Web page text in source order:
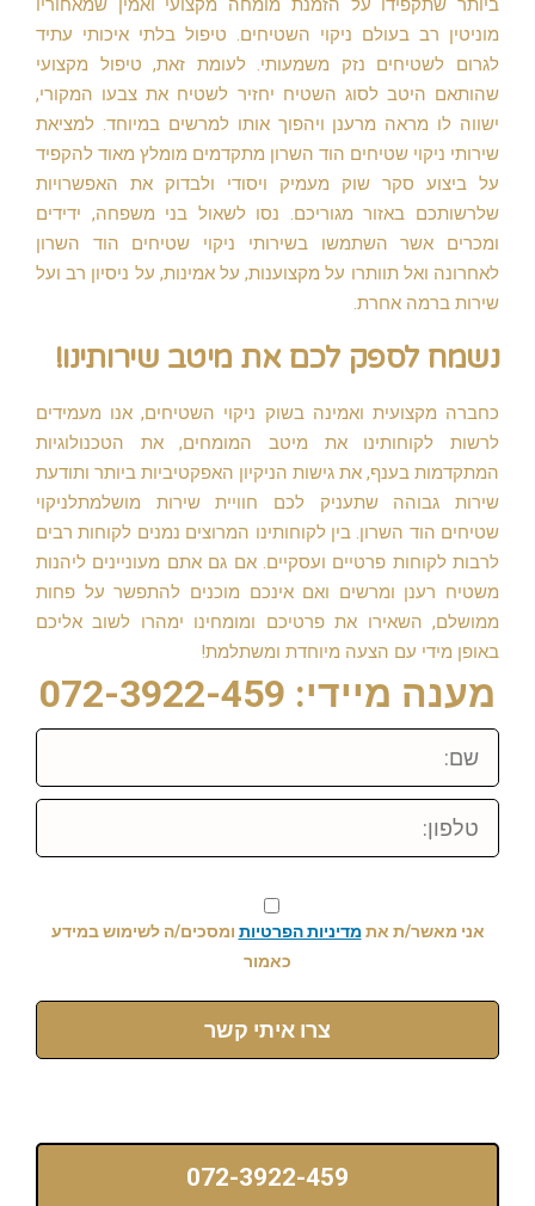
ביותר שתקפידו על הזמנת מומחה מקצועי ואמין שמאחוריו
מוניטין רב בעולם ניקוי השטיחים. טיפול בלתי איכותי עתיד
לגרום לשטיחים נזק משמעותי. לעומת זאת, טיפול מקצועי
שהותאם היטב לסוג השטיח יחזיר לשטיח את צבעו המקורי,
ישווה לו מראה מרענן ויהפוך אותו למרשים במיוחד. למציאת
שירותי ניקוי שטיחים הוד השרון מתקדמים מומלץ מאוד להקפיד
על ביצוע סקר שוק מעמיק ויסודי ולבדוק את האפשרויות
שלרשותכם באזור מגוריכם. נסו לשאול בני משפחה, ידידים
ומכרים אשר השתמשו בשירותי ניקוי שטיחים הוד השרון
לאחרונה ואל תוותרו על מקצוענות, על אמינות, על ניסיון רב ועל
שירות ברמה אחרת.
נשמח לספק לכם את מיטב שירותינו!
כחברה מקצועית ואמינה בשוק ניקוי השטיחים, אנו מעמידים
לרשות לקוחותינו את מיטב המומחים, את הטכנולוגיות
המתקדמות בענף, את גישות הניקיון האפקטיביות ביותר ותודעת
שירות גבוהה שתעניק לכם חוויית שירות מושלמתלניקוי
שטיחים הוד השרון. בין לקוחותינו המרוצים נמנים לקוחות רבים
לרבות לקוחות פרטיים ועסקיים. אם גם אתם מעוניינים ליהנות
משטיח רענן ומרשים ואם אינכם מוכנים להתפשר על פחות
ממושלם, השאירו את פרטיכם ומומחינו ימהרו לשוב אליכם
באופן מידי עם הצעה מיוחדת ומשתלמת!
מענה מיידי: 072-3922-459
שם:
טלפון:
אני מאשר/ת את מדיניות הפרטיות ומסכים/ה לשימוש במידע
כאמור
צרו איתי קשר
072-3922-459